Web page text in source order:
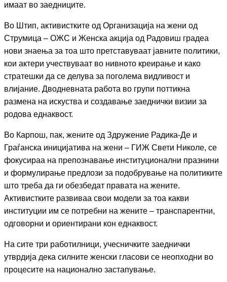
имаат во заедниците.
Во Штип, активистките од Организација на жени од
Струмица – ОЖС и Женска акција од Радовиш градеа
нови знаења за тоа што претставуваат јавните политики,
кои актери учествуваат во нивното креирање и како
стратешки да се делува за поголема видливост и
влијание. Дводневната работа во групи поттикна
размена на искуства и создавање заеднички визии за
родова еднаквост.
Во Карпош, пак, жените од Здружение Радика-Де и
Граѓанска иницијатива на жени – ГИЖ Свети Николе, се
фокусираа на препознавање институционални празнини
и формулирање предлози за подобрување на политиките
што треба да ги обезбедат правата на жените.
Активистките развиваа свои модели за тоа какви
институции им се потребни на жените – транспарентни,
одговорни и ориентирани кон еднаквост.
На сите три работилници, учесничките заеднички
утврдија дека силните женски гласови се неопходни во
процесите на национално застапување.